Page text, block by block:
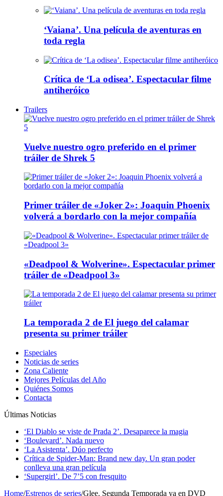
‘Vaiana’. Una película de aventuras en
toda regla
Crítica de ‘La odisea’. Espectacular filme
antiheróico
Trailers
Vuelve nuestro ogro preferido en el primer
tráiler de Shrek 5
Primer tráiler de «Joker 2»: Joaquin Phoenix
volverá a bordarlo con la mejor compañía
«Deadpool & Wolverine». Espectacular primer
tráiler de «Deadpool 3»
La temporada 2 de El juego del calamar
presenta su primer tráiler
Especiales
Noticias de series
Zona Caliente
Mejores Películas del Año
Quiénes Somos
Contacta
Últimas Noticias
‘El Diablo se viste de Prada 2’. Desaparece la magia
‘Boulevard’. Nada nuevo
‘La Asistenta’. Dúo perfecto
Crítica de Spider-Man: Brand new day. Un gran poder
conlleva una gran película
‘Supergirl’. De 7’5 con fresquito
Home/Estrenos de series/Glee. Segunda Temporada ya en DVD